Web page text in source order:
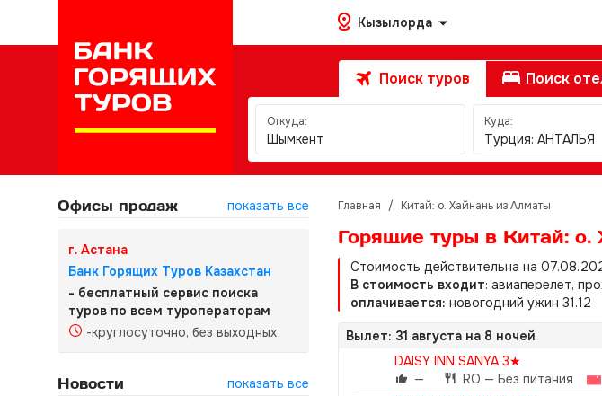
Кызылорда
Поиск туров Поиск
Откуда:
Шымкент
Куда:
Турция: АНТАЛЬЯ
Офисы продаж показать все
г. Астана
Банк Горящих Туров Казахстан
- бесплатный сервис поиска
туров по всем туроператорам
-круглосуточно, без выходных
Новости
показать все
Главная / Китай: о. Хайнань из Алматы
Горящие туры в Китай:
Стоимость действительна на
В стоимость входит: авиаперелет,
оплачивается: новогодний ужин 31.12
Вылет: 31 августа на 8 ночей
DAISY INN SANYA 3★
—
RO — Без питания